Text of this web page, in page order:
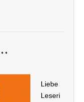
Liebe
Leseri